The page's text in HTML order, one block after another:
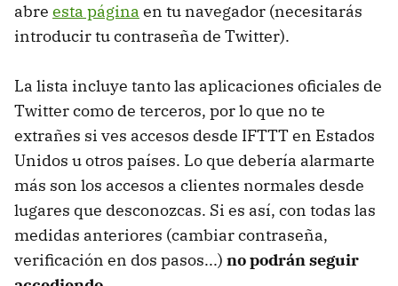
abre esta página en tu navegador (necesitarás
introducir tu contraseña de Twitter).
La lista incluye tanto las aplicaciones oficiales de
Twitter como de terceros, por lo que no te
extrañes si ves accesos desde IFTTT en Estados
Unidos u otros países. Lo que debería alarmarte
más son los accesos a clientes normales desde
lugares que desconozcas. Si es así, con todas las
medidas anteriores (cambiar contraseña,
verificación en dos pasos...) no podrán seguir